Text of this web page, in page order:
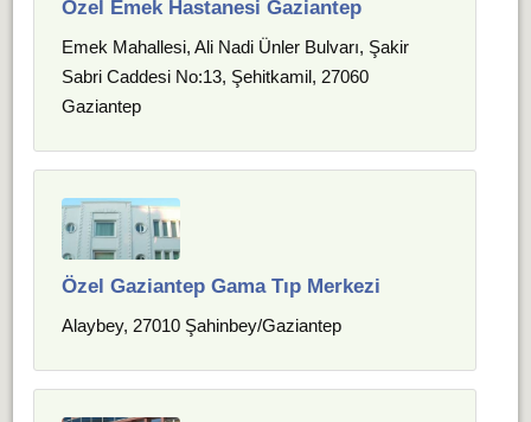
Özel Emek Hastanesi Gaziantep
Emek Mahallesi, Ali Nadi Ünler Bulvarı, Şakir
Sabri Caddesi No:13, Şehitkamil, 27060
Gaziantep
Özel Gaziantep Gama Tıp Merkezi
Alaybey, 27010 Şahinbey/Gaziantep